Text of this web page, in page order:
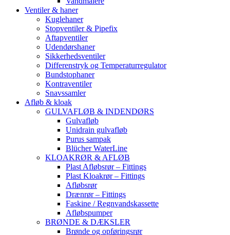
Ventiler & haner
Kuglehaner
Stopventiler & Pipefix
Aftapventiler
Udendørshaner
Sikkerhedsventiler
Differenstryk og Temperaturregulator
Bundstophaner
Kontraventiler
Snavssamler
Afløb & kloak
GULVAFLØB & INDENDØRS
Gulvafløb
Unidrain gulvafløb
Purus sampak
Blücher WaterLine
KLOAKRØR & AFLØB
Plast Afløbsrør – Fittings
Plast Kloakrør – Fittings
Afløbsrør
Drænrør – Fittings
Faskine / Regnvandskassette
Afløbspumper
BRØNDE & DÆKSLER
Brønde og opføringsrør